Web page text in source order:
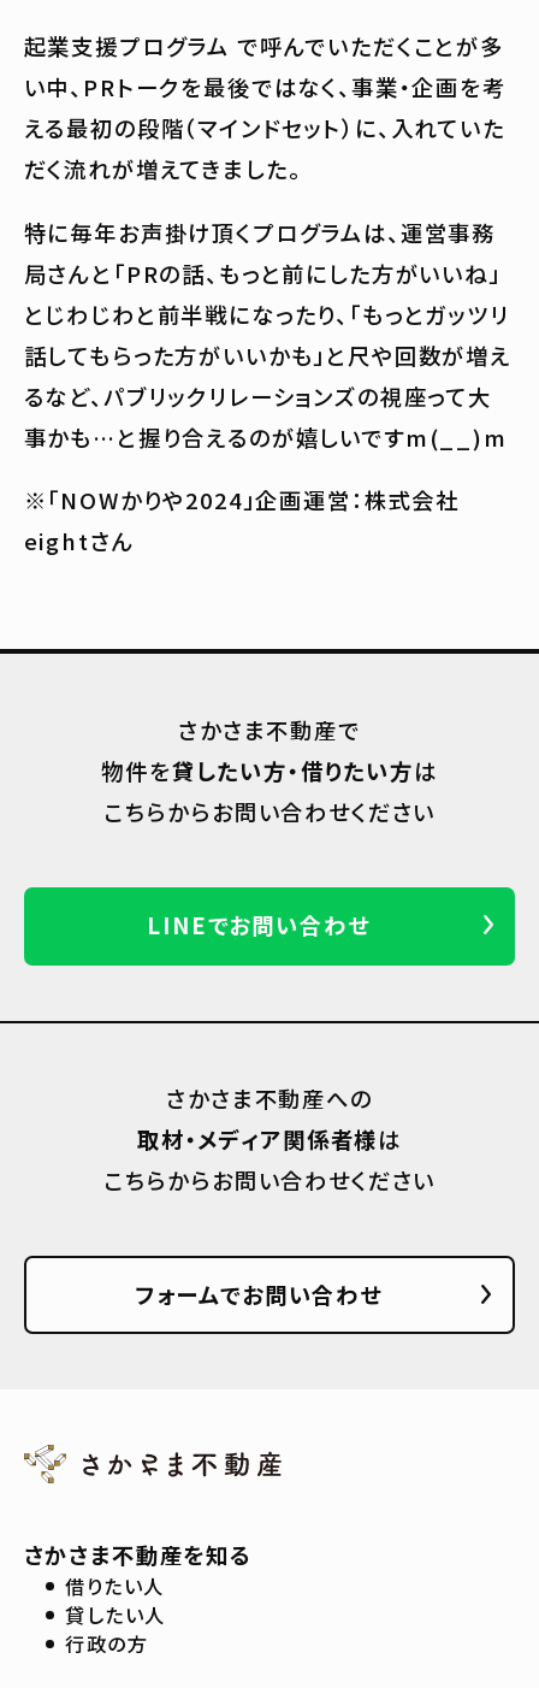
起業支援プログラム で呼んでいただくことが多
い中、PRトークを最後ではなく、事業・企画を考
える最初の段階（マインドセット）に、入れていた
だく流れが増えてきました。
特に毎年お声掛け頂くプログラムは、運営事務
局さんと「PRの話、もっと前にした方がいいね」
とじわじわと前半戦になったり、「もっとガッツリ
話してもらった方がいいかも」と尺や回数が増え
るなど、パブリックリレーションズの視座って大
事かも…と握り合えるのが嬉しいですm(__)m
※「NOWかりや2024」企画運営：株式会社
eightさん
さかさま不動産で
物件を貸したい方・借りたい方は
こちらからお問い合わせください
LINEでお問い合わせ
さかさま不動産への
取材・メディア関係者様は
こちらからお問い合わせください
フォームでお問い合わせ
さかさま不動産を知る
借りたい人
貸したい人
行政の方